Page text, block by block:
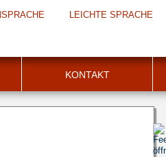
LEICHTE SPRACHE
KONTAKT